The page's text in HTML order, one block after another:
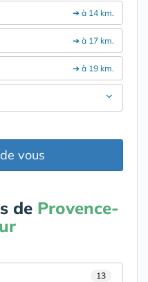
➔ à 14 km.
➔ à 17 km.
➔ à 19 km.
vous
de Provence-
13